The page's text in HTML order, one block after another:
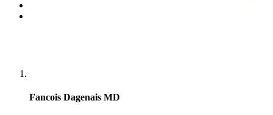
Fancois Dagenais MD